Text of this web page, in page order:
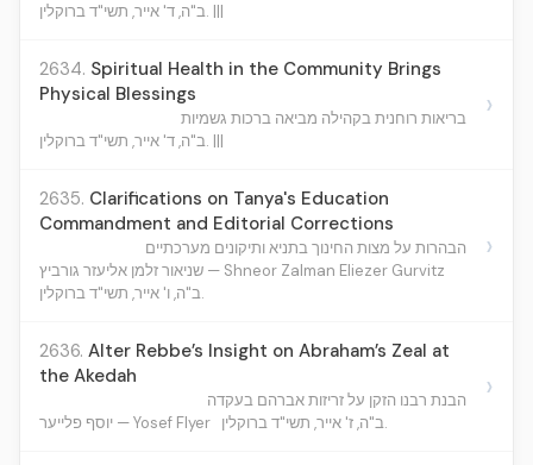
ב"ה, ד' אייר, תשי"ד ברוקלין. |||
2634. Spiritual Health in the Community Brings
Physical Blessings
בריאות רוחנית בקהילה מביאה ברכות גשמיות
ב"ה, ד' אייר, תשי"ד ברוקלין. |||
›
2635. Clarifications on Tanya's Education
Commandment and Editorial Corrections
הבהרות על מצות החינוך בתניא ותיקונים מערכתיים
שניאור זלמן אליעזר גורביץ — Shneor Zalman Eliezer Gurvitz
ב"ה, ו' אייר, תשי"ד ברוקלין.
›
2636. Alter Rebbe’s Insight on Abraham’s Zeal at
the Akedah
הבנת רבנו הזקן על זריזות אברהם בעקדה
יוסף פלייער — Yosef Flyer
ב"ה, ז' אייר, תשי"ד ברוקלין.
›